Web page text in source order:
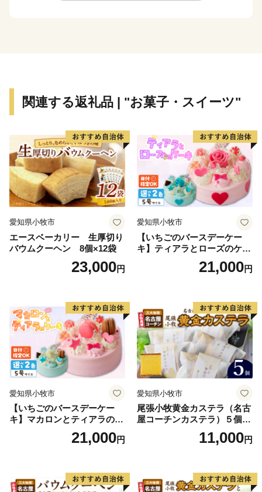
関連する返礼品 | "お菓子・スイーツ"
愛知県小牧市
エースベーカリー 生厚切り
バウムクーヘン 8個×12袋
23,000円
愛知県小牧市
【いちごのバースデーケー
キ】ティアラとローズのケー
キ スイーツ デザート 洋菓
子 お取り寄せ 愛知県 小牧市
レーション ホールケーキ 日
時指定可
21,000円
愛知県小牧市
【いちごのバースデーケー
キ】マカロンとティアラのケ
ーキ スイーツ 日時指定可 デ
ザート 洋菓子 お取り寄せ 愛
デコレーションケーキ ホー
ルケーキ
21,000円
愛知県小牧市
尾張小牧黄金カステラ（名古
屋コーチンカステラ）５個入
名古屋コーチン カステラ ザ
ラメ 常温 愛知県 小牧市 アン
11,000円